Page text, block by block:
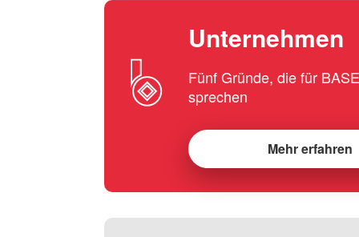
Unternehmen
Fünf Gründe, die für
sprechen
Mehr erfahren